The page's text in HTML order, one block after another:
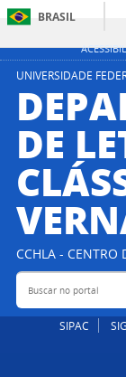
BRASIL
UNIVERSIDADE
DE
CCHLA - CENTRO
Buscar no portal
SIPAC